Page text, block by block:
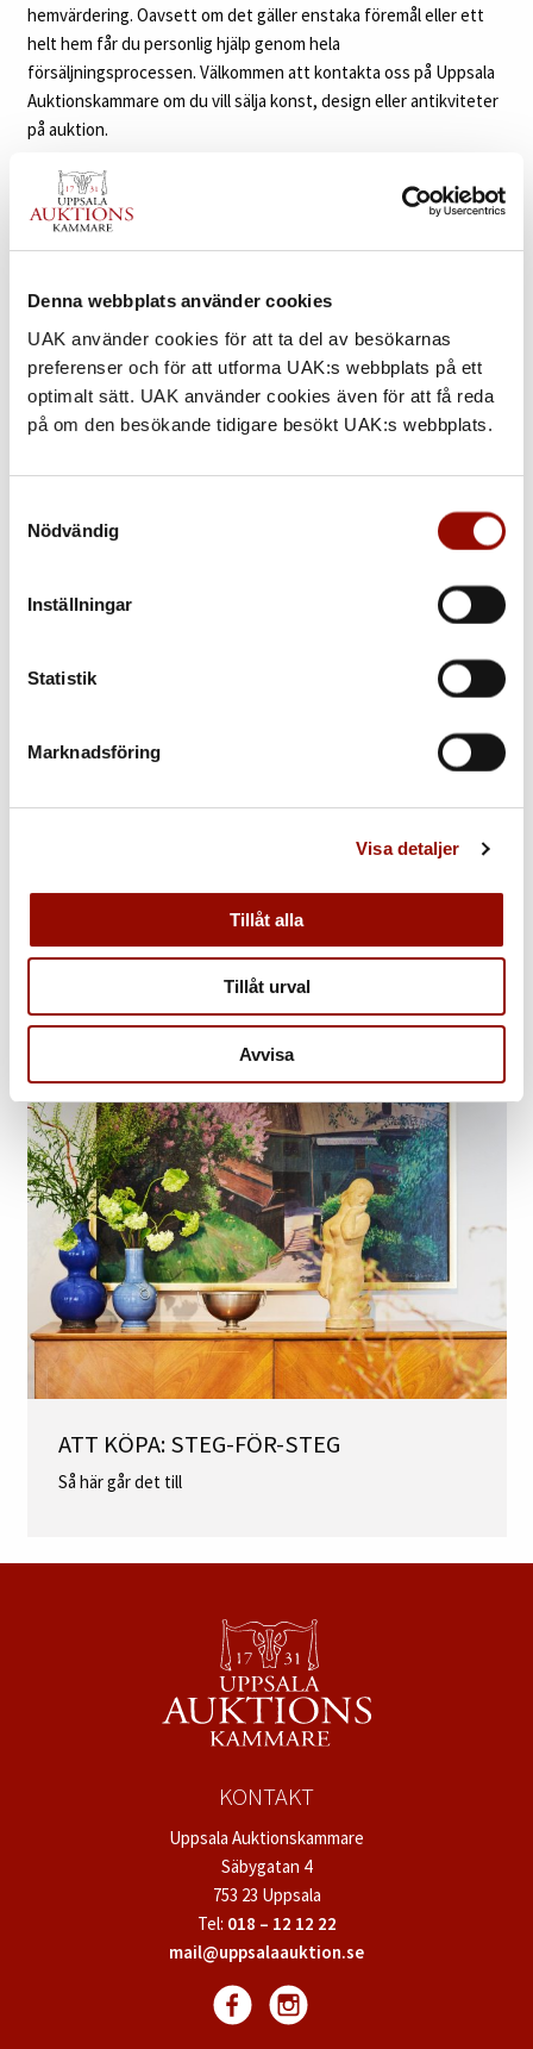
Denna webbplats använder cookies
UAK använder cookies för att ta del av besökarnas
preferenser och för att utforma UAK:s webbplats på ett
optimalt sätt. UAK använder cookies även för att få reda
på om den besökande tidigare besökt UAK:s webbplats.
Nödvändig
Inställningar
Statistik
Marknadsföring
Visa detaljer
Tillåt alla
Tillåt urval
Avvisa
hemvärdering. Oavsett om det gäller enstaka föremål eller ett
helt hem får du personlig hjälp genom hela
försäljningsprocessen. Välkommen att kontakta oss på Uppsala
Auktionskammare om du vill sälja konst, design eller antikviteter
på auktion.
KONTAKTA OSS
ATT SÄLJA: STEG-FÖR-STEG
Så här går det till
ATT KÖPA: STEG-FÖR-STEG
Så här går det till
KONTAKT
Uppsala Auktionskammare
Säbygatan 4
753 23 Uppsala
Tel: 018 – 12 12 22
mail@uppsalaauktion.se